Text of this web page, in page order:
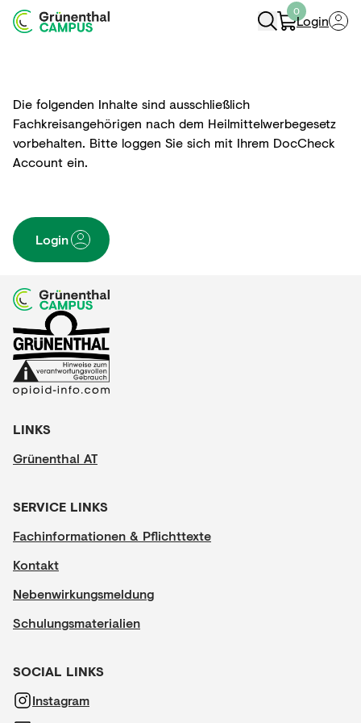
0
Login
Die folgenden Inhalte sind ausschließlich
Fachkreisangehörigen nach dem Heilmittelwerbegesetz
vorbehalten. Bitte loggen Sie sich mit Ihrem DocCheck
Account ein.
Login
LINKS
Grünenthal AT
SERVICE LINKS
Fachinformationen & Pflichttexte
Kontakt
Nebenwirkungsmeldung
Schulungsmaterialien
SOCIAL LINKS
Instagram